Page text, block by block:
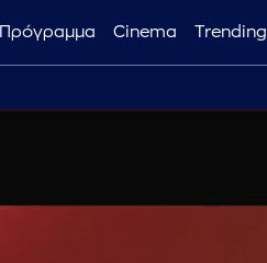
Πρόγραμμα Cinema Trending